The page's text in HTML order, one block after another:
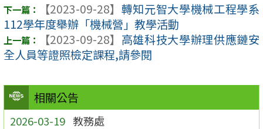
相關公告
2026-03-19 教務處
【2023-09-28】 轉知元智大學機械工程學系
112學年度舉辦「機械營」教學活動
【2023-09-28】 高雄科技大學辦理供應鏈安
全人員等證照檢定課程,請參閱